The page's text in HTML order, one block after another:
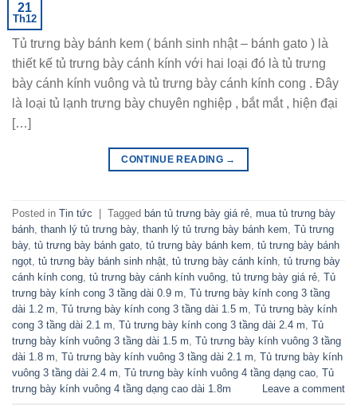
21
Th12
Tủ trưng bày bánh kem ( bánh sinh nhật – bánh gato ) là
thiết kế tủ trưng bày cánh kính với hai loại đó là tủ trưng
bày cánh kính vuông và tủ trưng bày cánh kính cong . Đây
là loại tủ lạnh trưng bày chuyên nghiệp , bắt mắt , hiện đại
[…]
CONTINUE READING →
Posted in Tin tức Tagged bán tủ trưng bày giá rẻ mua tủ trưng bày
bánh thanh lý tủ trưng bày, thanh lý tủ trưng bày bánh kem Tủ trưng
bày, tủ trưng bày bánh gato tủ trưng bày bánh kem tủ trưng bày bánh
ngọt tủ trưng bày bánh sinh nhật tủ trưng bày cánh kính tủ trưng bày
cánh kính cong tủ trưng bày cánh kính vuông tủ trưng bày giá rẻ Tủ
trưng bày kính cong 3 tầng dài 0.9 m Tủ trưng bày kính cong 3 tầng
dài 1.2 m Tủ trưng bày kính cong 3 tầng dài 1.5 m Tủ trưng bày kính
cong 3 tầng dài 2.1 m Tủ trưng bày kính cong 3 tầng dài 2.4 m Tủ
trưng bày kính vuông 3 tầng dài 1.5 m Tủ trưng bày kính vuông 3 tầng
dài 1.8 m Tủ trưng bày kính vuông 3 tầng dài 2.1 m Tủ trưng bày kính
vuông 3 tầng dài 2.4 m Tủ trưng bày kính vuông 4 tầng dạng cao Tủ
trưng bày kính vuông 4 tầng dạng cao dài 1.8m
Leave a comment